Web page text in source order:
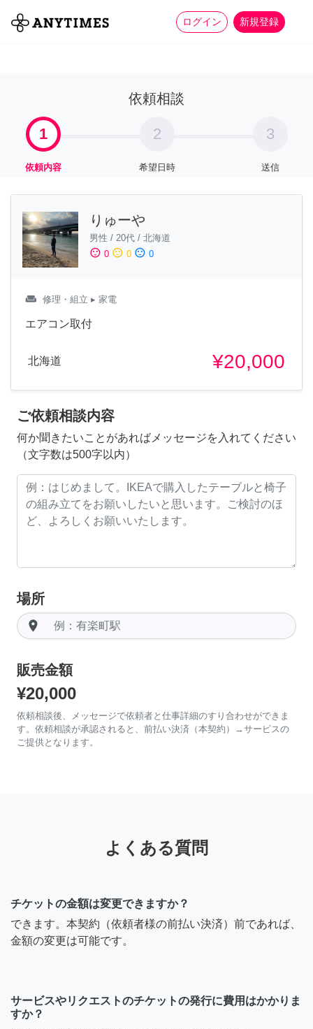
ログイン 新規登録
全て 家事 more_horiz
依頼相談
1
依頼内容
2
希望日時
3
送信
りゅーや
男性 / 20代 / 北海道
sentiment_satisfied 0 sentiment_neutral 0 sentiment_dissatisfied 0
weekend 修理・組立 ▸ 家電
エアコン取付
北海道 ¥20,000
ご依頼相談内容
何か聞きたいことがあればメッセージを入れてください
（文字数は500字以内）
場所
room
販売金額
¥20,000
依頼相談後、メッセージで依頼者と仕事詳細のすり合わせができま
す。依頼相談が承認されると、前払い決済（本契約）→サービスの
ご提供となります。
よくある質問
チケットの金額は変更できますか？
できます。本契約（依頼者様の前払い決済）前であれば、
金額の変更は可能です。
サービスやリクエストのチケットの発行に費用はかかりま
すか？